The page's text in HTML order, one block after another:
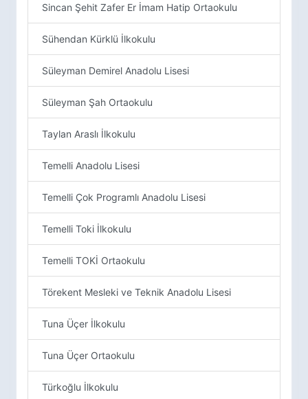
Sincan Şehit Zafer Er İmam Hatip Ortaokulu
Sühendan Kürklü İlkokulu
Süleyman Demirel Anadolu Lisesi
Süleyman Şah Ortaokulu
Taylan Araslı İlkokulu
Temelli Anadolu Lisesi
Temelli Çok Programlı Anadolu Lisesi
Temelli Toki İlkokulu
Temelli TOKİ Ortaokulu
Törekent Mesleki ve Teknik Anadolu Lisesi
Tuna Üçer İlkokulu
Tuna Üçer Ortaokulu
Türkoğlu İlkokulu